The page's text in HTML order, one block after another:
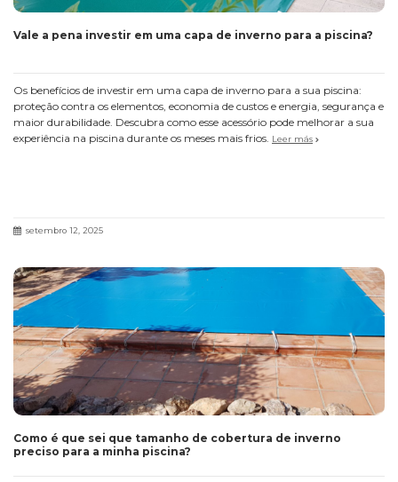
Vale a pena investir em uma capa de inverno para a piscina?
Os benefícios de investir em uma capa de inverno para a sua piscina:
proteção contra os elementos, economia de custos e energia, segurança e
maior durabilidade. Descubra como esse acessório pode melhorar a sua
experiência na piscina durante os meses mais frios.
Leer más
setembro 12, 2025
Como é que sei que tamanho de cobertura de inverno
preciso para a minha piscina?